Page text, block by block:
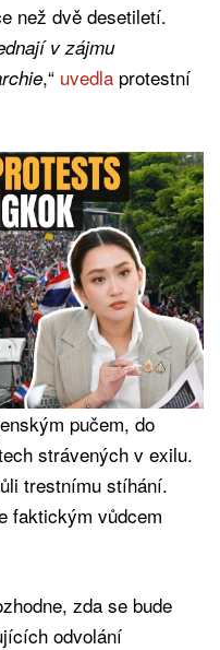
než dvě desetiletí.
v zájmu
,“ uvedla protestní
pučem, do
strávených v exilu.
trestnímu stíhání.
faktickým vůdcem
zda se bude
odvolání